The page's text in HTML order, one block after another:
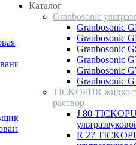
Каталог
Granbosonic
Granbosonic
Granbosonic
Granbosonic
Granbosonic
Granbosonic
Granbosonic
TICKOPUR
раствор
J 80
R 27